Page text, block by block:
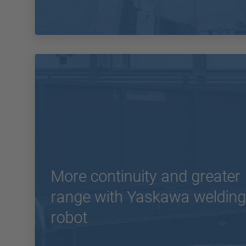
More continuity and greater
range with Yaskawa welding
robot